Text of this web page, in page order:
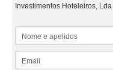
Investimentos Hoteleiros, Lda